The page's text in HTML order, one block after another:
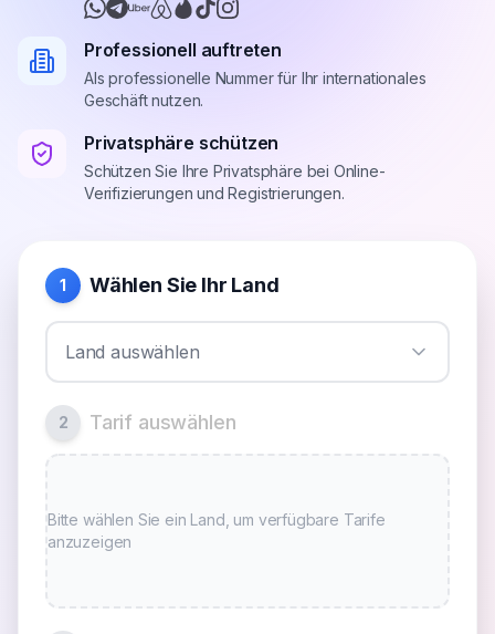
Professionell auftreten
Als professionelle Nummer für Ihr internationales
Geschäft nutzen.
Privatsphäre schützen
Schützen Sie Ihre Privatsphäre bei Online-
Verifizierungen und Registrierungen.
1 Wählen Sie Ihr Land
Land auswählen
2 Tarif auswählen
Bitte wählen Sie ein Land, um verfügbare Tarife
anzuzeigen